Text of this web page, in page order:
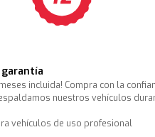
garantía
meses incluida! Compra con la
nuestros vehículos
vehículos de uso profesional